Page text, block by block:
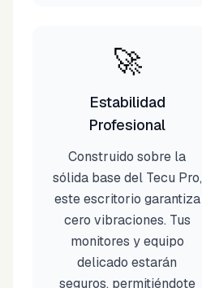
🚀
Estabilidad
Profesional
Construido sobre la
sólida base del Tecu Pro,
este escritorio garantiza
cero vibraciones. Tus
monitores y equipo
delicado estarán
seguros, permitiéndote